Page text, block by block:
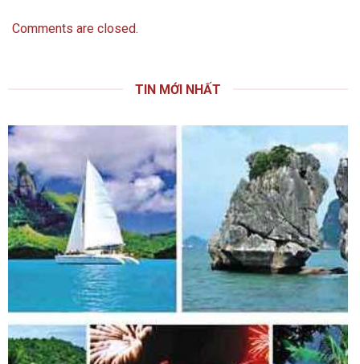
Comments are closed.
TIN MỚI NHẤT